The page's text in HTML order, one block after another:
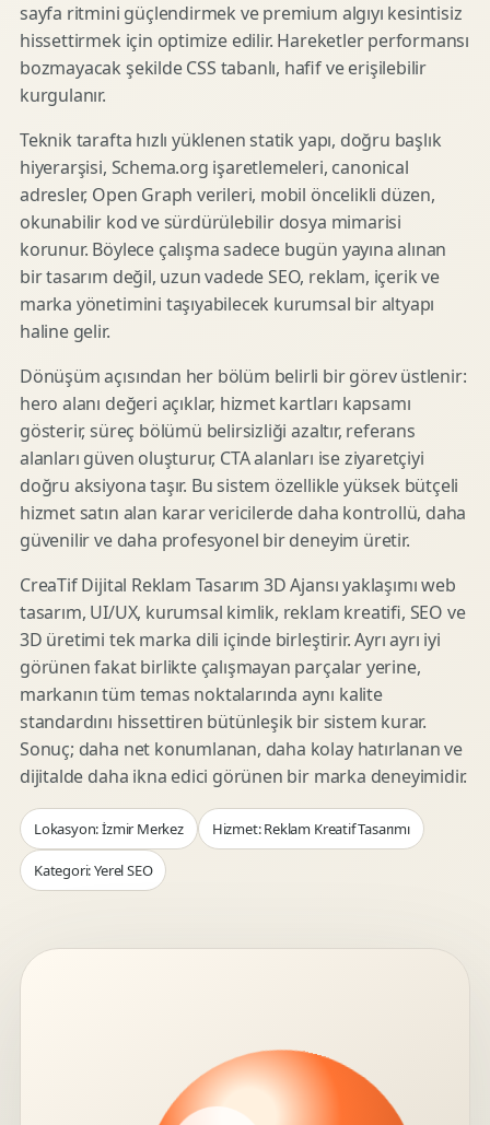
sayfa ritmini güçlendirmek ve premium algıyı kesintisiz
hissettirmek için optimize edilir. Hareketler performansı
bozmayacak şekilde CSS tabanlı, hafif ve erişilebilir
kurgulanır.
Teknik tarafta hızlı yüklenen statik yapı, doğru başlık
hiyerarşisi, Schema.org işaretlemeleri, canonical
adresler, Open Graph verileri, mobil öncelikli düzen,
okunabilir kod ve sürdürülebilir dosya mimarisi
korunur. Böylece çalışma sadece bugün yayına alınan
bir tasarım değil, uzun vadede SEO, reklam, içerik ve
marka yönetimini taşıyabilecek kurumsal bir altyapı
haline gelir.
Dönüşüm açısından her bölüm belirli bir görev üstlenir:
hero alanı değeri açıklar, hizmet kartları kapsamı
gösterir, süreç bölümü belirsizliği azaltır, referans
alanları güven oluşturur, CTA alanları ise ziyaretçiyi
doğru aksiyona taşır. Bu sistem özellikle yüksek bütçeli
hizmet satın alan karar vericilerde daha kontrollü, daha
güvenilir ve daha profesyonel bir deneyim üretir.
CreaTif Dijital Reklam Tasarım 3D Ajansı yaklaşımı web
tasarım, UI/UX, kurumsal kimlik, reklam kreatifi, SEO ve
3D üretimi tek marka dili içinde birleştirir. Ayrı ayrı iyi
görünen fakat birlikte çalışmayan parçalar yerine,
markanın tüm temas noktalarında aynı kalite
standardını hissettiren bütünleşik bir sistem kurar.
Sonuç; daha net konumlanan, daha kolay hatırlanan ve
dijitalde daha ikna edici görünen bir marka deneyimidir.
Lokasyon: İzmir Merkez Hizmet: Reklam Kreatif Tasarımı
Kategori: Yerel SEO